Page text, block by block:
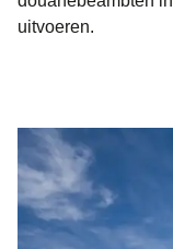
uitvoeren.